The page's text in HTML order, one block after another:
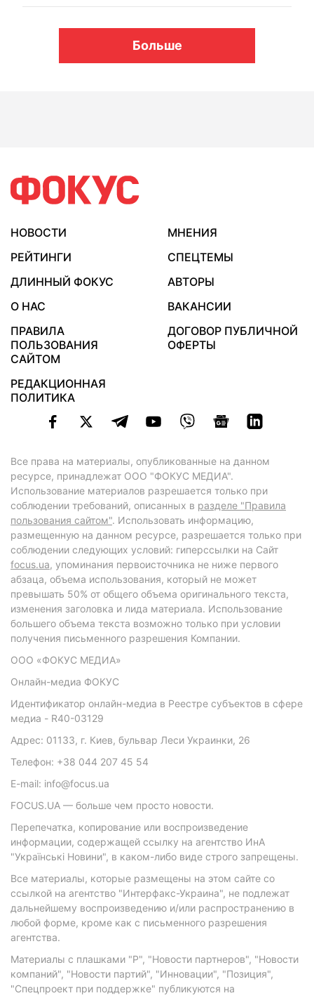
Больше
НОВОСТИ
МНЕНИЯ
РЕЙТИНГИ
СПЕЦТЕМЫ
ДЛИННЫЙ ФОКУС
АВТОРЫ
О НАС
ВАКАНСИИ
ПРАВИЛА
ПОЛЬЗОВАНИЯ
САЙТОМ
ДОГОВОР ПУБЛИЧНОЙ
ОФЕРТЫ
РЕДАКЦИОННАЯ
ПОЛИТИКА
Все права на материалы, опубликованные на данном
ресурсе, принадлежат ООО "ФОКУС МЕДИА".
Использование материалов разрешается только при
соблюдении требований, описанных в разделе "Правила
пользования сайтом". Использовать информацию,
размещенную на данном ресурсе, разрешается только при
соблюдении следующих условий: гиперссылки на Сайт
focus.ua, упоминания первоисточника не ниже первого
абзаца, объема использования, который не может
превышать 50% от общего объема оригинального текста,
изменения заголовка и лида материала. Использование
большего объема текста возможно только при условии
получения письменного разрешения Компании.
ООО «ФОКУС МЕДИА»
Онлайн-медиа ФОКУС
Идентификатор онлайн-медиа в Реестре субъектов в сфере
медиа - R40-03129
Адрес: 01133, г. Киев, бульвар Леси Украинки, 26
Телефон: +38 044 207 45 54
E-mail: info@focus.ua
FOCUS.UA — больше чем просто новости.
Перепечатка, копирование или воспроизведение
информации, содержащей ссылку на агентство ИнА
"Українські Новини", в каком-либо виде строго запрещены.
Все материалы, которые размещены на этом сайте со
ссылкой на агентство "Интерфакс-Украина", не подлежат
дальнейшему воспроизведению и/или распространению в
любой форме, кроме как с письменного разрешения
агентства.
Материалы с плашками "Р", "Новости партнеров", "Новости
компаний", "Новости партий", "Инновации", "Позиция",
"Спецпроект при поддержке" публикуются на